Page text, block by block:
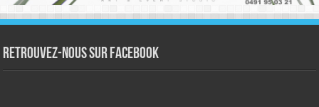
Retrouvez-nous sur Facebook